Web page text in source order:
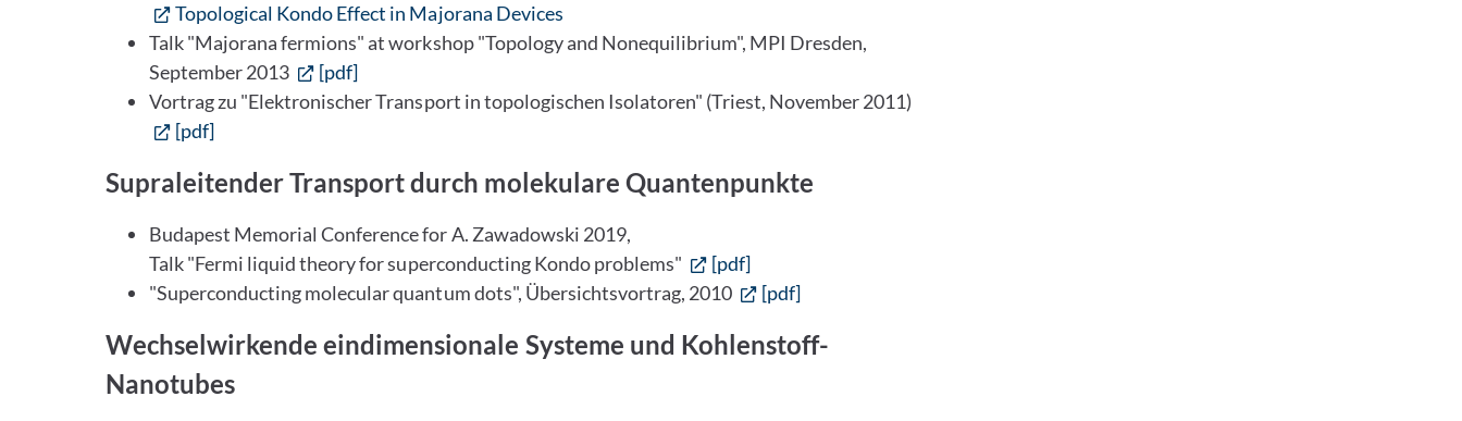
Topological Kondo Effect in Majorana Devices
Talk "Majorana fermions" at workshop "Topology and Nonequilibrium", MPI Dresden,
September 2013
[pdf]
Vortrag zu "Elektronischer Transport in topologischen Isolatoren" (Triest, November 2011)
[pdf]
Supraleitender Transport durch molekulare Quantenpunkte
Budapest Memorial Conference for A. Zawadowski 2019,
Talk "Fermi liquid theory for superconducting Kondo problems"
[pdf]
"Superconducting molecular quantum dots", Übersichtsvortrag, 2010
[pdf]
Wechselwirkende eindimensionale Systeme und Kohlenstoff-
Nanotubes